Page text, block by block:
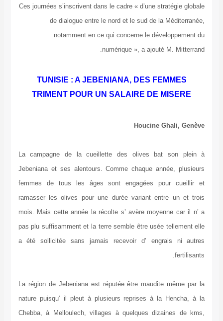
Ces journées s’inscrivent dans le cadre « d’une stratégie globale
de dialogue entre le nord et le sud de la Méditerranée,
notamment en ce qui concerne le développement du
numérique », a ajouté M. Mitterrand.
TUNISIE : A JEBENIANA, DES FEMMES
TRIMENT POUR UN SALAIRE DE MISERE
Houcine Ghali, Genève
La campagne de la cueillette des olives bat son plein à
Jebeniana et ses alentours. Comme chaque année, plusieurs
femmes de tous les âges sont engagées pour cueillir et
ramasser les olives pour une durée variant entre un et trois
mois. Mais cette année la récolte s’ avère moyenne car il n’ a
pas plu suffisamment et la terre semble être usée tellement elle
a été sollicitée sans jamais recevoir d’ engrais ni autres
fertilisants.
La région de Jebeniana est réputée être maudite même par la
nature puisqu’ il pleut à plusieurs reprises à la Hencha, à la
Chebba, à Melloulech, villages à quelques dizaines de kms,